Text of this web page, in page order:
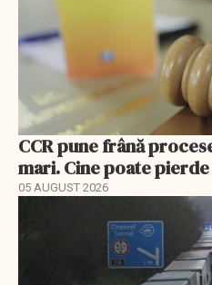
CCR pune frână
mari. Cine poate
05 AUGUST 2026